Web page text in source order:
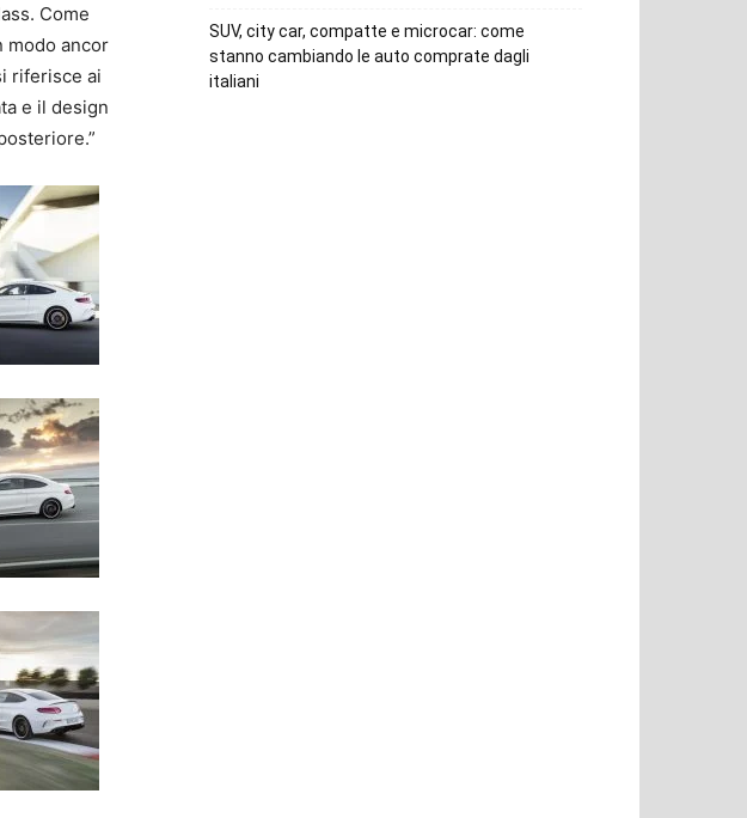
Come
modo ancor
riferisce ai
e il design
SUV, city car, compatte e microcar: come
stanno cambiando le auto comprate dagli
italiani